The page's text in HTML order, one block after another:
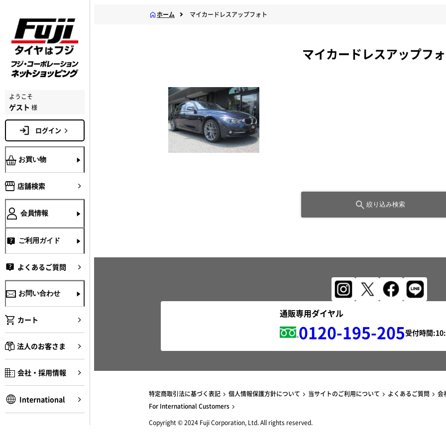
ようこそ
ゲスト 様
ログイン
お買い物
店舗検索
会員情報
ご利用ガイド
よくあるご質問
お問い合わせ
カート
法人のお客さま
会社・採用情報
International
ホーム マイカードレスアップフォト
マイカードレスアップフ
絞り込み検索
通販専用ダイヤル
0120-195-205受付時間:
特定商取引法に基づく表記 個人情報保護方針について 当サイトのご利用について よくあるご質問
会
For International Customers
Copyright © 2024 Fuji Corporation, Ltd. All rights reserved.